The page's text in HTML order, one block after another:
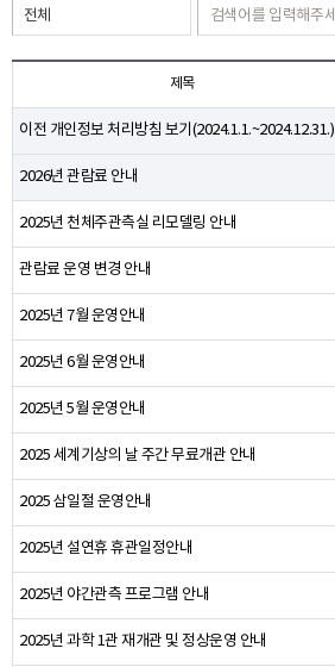
제목
이전 개인정보 처리방침 보기(2024.1.1.~2024.12.31.)
2026년 관람료 안내
2025년 천체주관측실 리모델링 안내
관람료 운영 변경 안내
2025년 7월 운영안내
2025년 6월 운영안내
2025년 5월 운영안내
2025 세계기상의 날 주간 무료개관 안내
2025 삼일절 운영안내
2025년 설연휴 휴관일정안내
2025년 야간관측 프로그램 안내
2025년 과학 1관 재개관 및 정상운영 안내